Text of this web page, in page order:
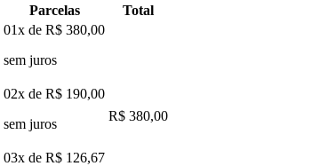
Parcelas
Total
01x de R$ 380,00
sem juros
02x de R$ 190,00
sem juros
R$ 380,00
03x de R$ 126,67